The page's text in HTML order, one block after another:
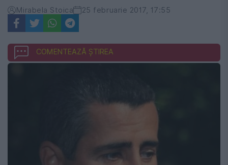
Mirabela Stoica 25 februarie 2017, 17:55
COMENTEAZĂ ȘTIREA